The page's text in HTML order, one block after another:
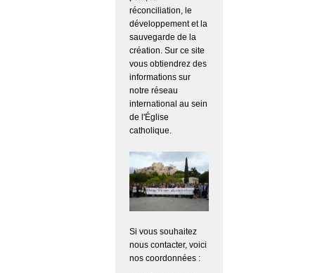
réconciliation, le
développement et la
sauvegarde de la
création. Sur ce site
vous obtiendrez des
informations sur
notre réseau
international au sein
de l'Église
catholique.
Si vous souhaitez
nous contacter, voici
nos coordonnées :